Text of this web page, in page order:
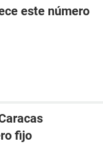
este número
fijo